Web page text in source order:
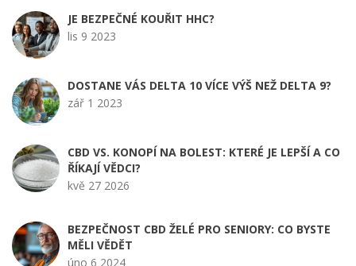
JE BEZPEČNÉ KOUŘIT HHC?
lis 9 2023
DOSTANE VÁS DELTA 10 VÍCE VÝŠ NEŽ DELTA 9?
zář 1 2023
CBD VS. KONOPÍ NA BOLEST: KTERÉ JE LEPŠÍ A CO
ŘÍKAJÍ VĚDCI?
kvě 27 2026
BEZPEČNOST CBD ŽELÉ PRO SENIORY: CO BYSTE
MĚLI VĚDĚT
úno 6 2024